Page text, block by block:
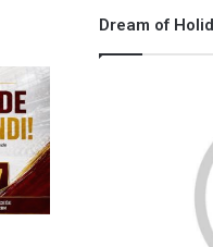
Dream of